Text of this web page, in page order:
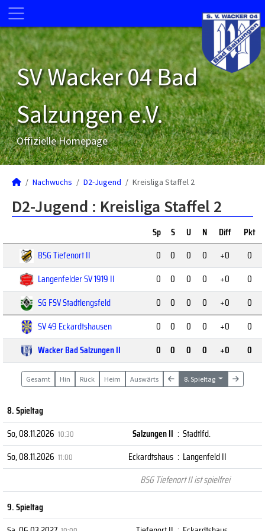
SV Wacker 04 Bad
Salzungen e.V.
Offizielle Homepage
Nachwuchs D2-Jugend Kreisliga Staffel 2
D2-Jugend : Kreisliga Staffel 2
Sp S U N Diff
Pkt
BSG Tiefenort II
0 0 0 0 +0
0
Langenfelder SV 1919 II
0 0 0 0 +0
0
SG FSV Stadtlengsfeld
0 0 0 0 +0
0
SV 49 Eckardtshausen
0 0 0 0 +0
0
Wacker Bad Salzungen II
0 0 0 0 +0 0
Gesamt Hin Rück Heim Auswärts 8. Spieltag
8. Spieltag
So, 08.11.2026 10:30 Salzungen II : Stadtlfd.
So, 08.11.2026 11:00 Eckardtshaus : Langenfeld II
BSG Tiefenort II ist spielfrei
9. Spieltag